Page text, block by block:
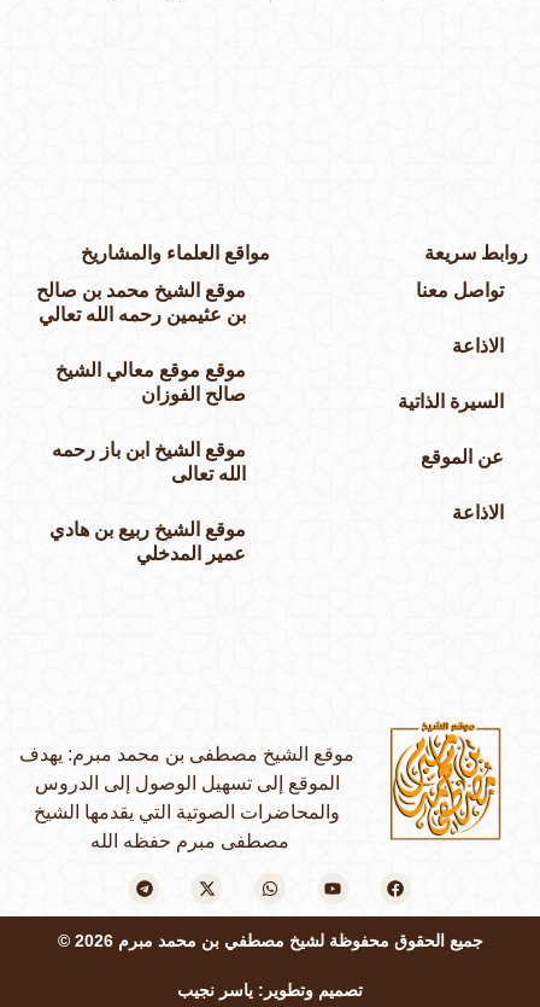
موقع الشيخ مصطفى بن محمد مبرم: يهدف
الموقع إلى تسهيل الوصول إلى الدروس
والمحاضرات الصوتية التي يقدمها الشيخ
مصطفى مبرم حفظه الله
سريعة
تواصل معنا
الاذاعة
السيرة الذاتية
عن الموقع
الاذاعة
مواقع العلماء والمشاريخ
موقع الشيخ محمد بن صالح
بن عثيمين رحمه الله تعالي
موقع موقع معالي الشيخ
صالح الفوزان
موقع الشيخ ابن باز رحمه
الله تعالى
موقع الشيخ ربيع بن هادي
عمير المدخلي
جميع الحقوق محفوظة لشيخ مصطفي بن محمد مبرم 2026 ©
تصميم وتطوير: ياسر نجيب